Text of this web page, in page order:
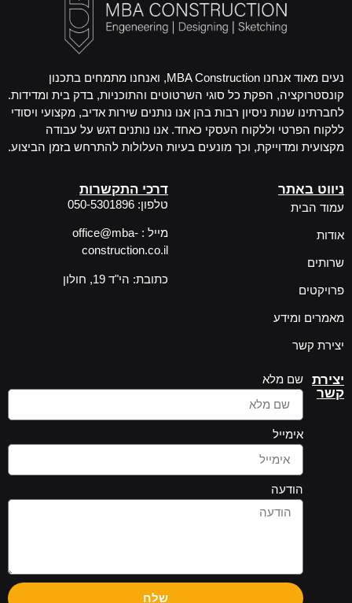
נעים מאוד אנחנו MBA Construction, ואנחנו מתמחים בתכנון
קונסטרוקציה, הפקת כל סוגי השרטוטים והתוכניות, בדק בית ומדידות.
לחברתינו שנות ניסיון רבות בהן אנו נותנים שירות אדיב, מקצועי ויסודי
ללקוח הפרטי וללקוח העסקי כאחד. אנו נותנים דגש על עבודה
מקצועית ומדוייקת, וכך מונעים בעיות העלולות להתרחש בזמן הביצוע.
ניווט באתר
עמוד הבית
אודות
שרותים
פרויקטים
מאמרים ומידע
יצירת קשר
דרכי התקשרות
טלפון: 050-5301896
מייל : office@mba-
construction.co.il
כתובת: הי"ד 19, חולון
יצירת
קשר
שם מלא
אימייל
הודעה
שלח